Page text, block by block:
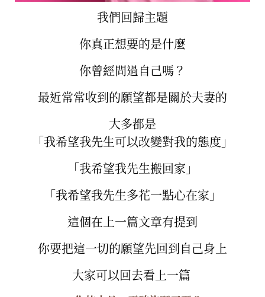
我們回歸主題
你真正想要的是什麼
你曾經問過自己嗎？
最近常常收到的願望都是關於夫妻的
大多都是
「我希望我先生可以改變對我的態度」
「我希望我先生搬回家」
「我希望我先生多花一點心在家」
這個在上一篇文章有提到
你要把這一切的願望先回到自己身上
大家可以回去看上一篇